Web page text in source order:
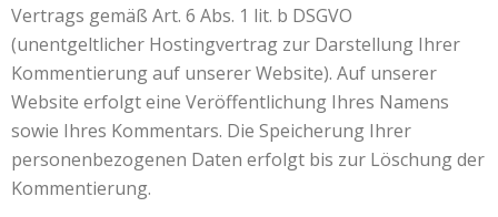
Vertrags gemäß Art. 6 Abs. 1 lit. b DSGVO
(unentgeltlicher Hostingvertrag zur Darstellung Ihrer
Kommentierung auf unserer Website). Auf unserer
Website erfolgt eine Veröffentlichung Ihres Namens
sowie Ihres Kommentars. Die Speicherung Ihrer
personenbezogenen Daten erfolgt bis zur Löschung der
Kommentierung.